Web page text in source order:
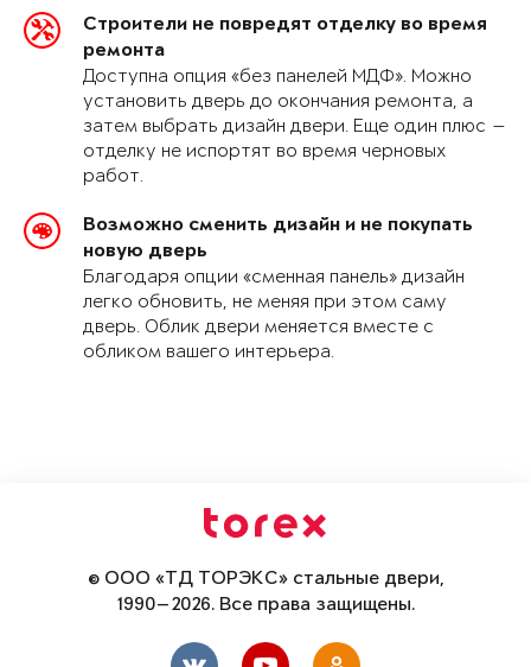
Строители не повредят отделку во время
ремонта
Доступна опция «без панелей МДФ». Можно
установить дверь до окончания ремонта, а
затем выбрать дизайн двери. Еще один плюс —
отделку не испортят во время черновых
работ.
Возможно сменить дизайн и не покупать
новую дверь
Благодаря опции «сменная панель» дизайн
легко обновить, не меняя при этом саму
дверь. Облик двери меняется вместе с
обликом вашего интерьера.
© ООО «ТД ТОРЭКС» стальные двери,
1990—2026. Все права защищены.